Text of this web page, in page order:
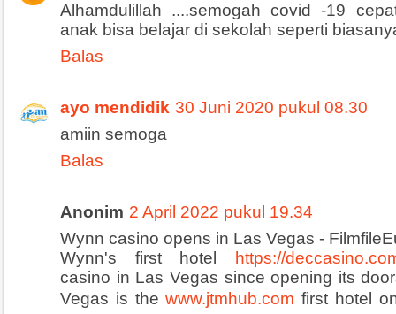
Alhamdulillah ....semogah covid -19
anak bisa belajar di sekolah seperti
Balas
ayo mendidik 30 Juni 2020 pukul 08.30
amiin semoga
Balas
Anonim 2 April 2022 pukul 19.34
Wynn casino opens in Las Vegas -
Wynn's first hotel
https://
casino in Las Vegas since opening its
Vegas is thewww.jtmhub.com first hotel